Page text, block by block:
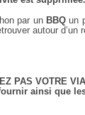
par unBBQun
autour d’un
PAS VOTRE
ainsi que